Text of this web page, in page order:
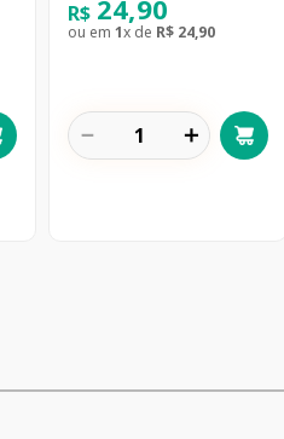
R$ 24,90
ou em 1x de R$ 24,90
＋
－